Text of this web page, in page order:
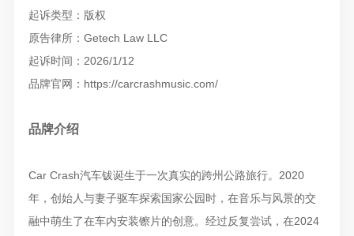
起诉类型：版权
原告律所：Getech Law LLC
起诉时间：2026/1/12
品牌官网：https://carcrashmusic.com/
品牌介绍
Car Crash汽车钹诞生于一次真实的跨州公路旅行。2020
年，创始人与妻子驱车探索国家公园时，在音乐与风景的交
融中萌生了在车内安装镲片的创意。经过反复尝试，在2024